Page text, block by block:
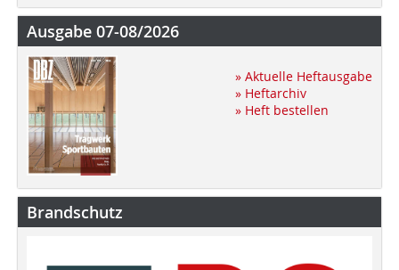
Ausgabe 07-08/2026
» Aktuelle Heftausgabe
» Heftarchiv
» Heft bestellen
Brandschutz